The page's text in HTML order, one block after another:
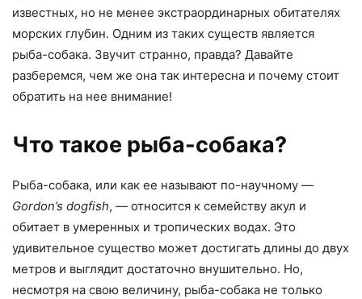
известных, но не менее экстраординарных обитателях
морских глубин. Одним из таких существ является
рыба-собака. Звучит странно, правда? Давайте
разберемся, чем же она так интересна и почему стоит
обратить на нее внимание!
Что такое рыба-собака?
Рыба-собака, или как ее называют по-научному —
Gordon’s dogfish, — относится к семейству акул и
обитает в умеренных и тропических водах. Это
удивительное существо может достигать длины до двух
метров и выглядит достаточно внушительно. Но,
несмотря на свою величину, рыба-собака не только